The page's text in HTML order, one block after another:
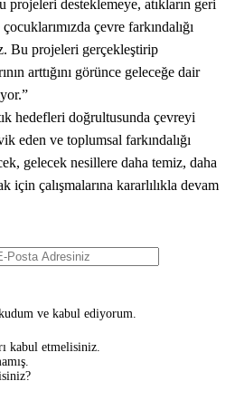
desteklemeye, atıkların geri
çevre farkındalığı
Bu projeleri gerçekleştirip
arttığını görünce geleceğe dair
hedefleri doğrultusunda çevreyi
eden ve toplumsal farkındalığı
gelecek nesillere daha temiz, daha
için çalışmalarına kararlılıkla devam
ve kabul ediyorum.
kabul etmelisiniz.